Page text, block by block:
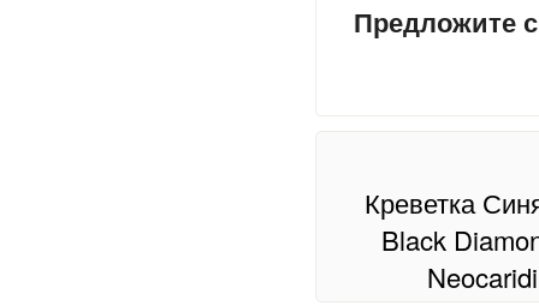
Предложите
Креветка
Black